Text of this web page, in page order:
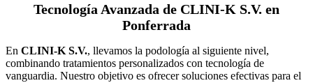
Tecnología Avanzada de CLINI-K S.V. en
Ponferrada
En CLINI-K S.V., llevamos la podología al siguiente nivel,
combinando tratamientos personalizados con tecnología de
vanguardia. Nuestro objetivo es ofrecer soluciones efectivas para el